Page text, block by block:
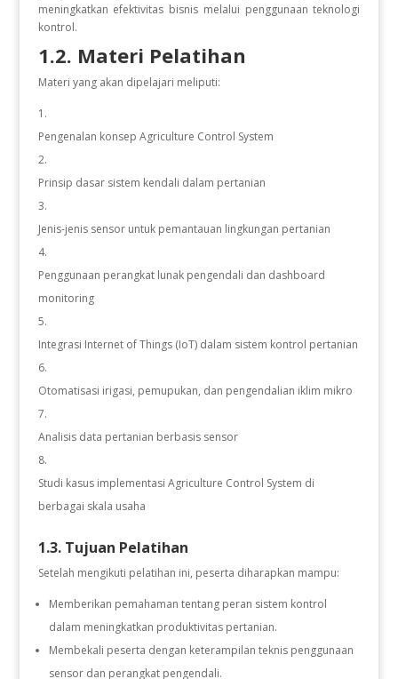
meningkatkan efektivitas bisnis melalui penggunaan teknologi
kontrol.
1.2. Materi Pelatihan
Materi yang akan dipelajari meliputi:
Pengenalan konsep Agriculture Control System
Prinsip dasar sistem kendali dalam pertanian
Jenis-jenis sensor untuk pemantauan lingkungan pertanian
Penggunaan perangkat lunak pengendali dan dashboard
monitoring
Integrasi Internet of Things (IoT) dalam sistem kontrol pertanian
Otomatisasi irigasi, pemupukan, dan pengendalian iklim mikro
Analisis data pertanian berbasis sensor
Studi kasus implementasi Agriculture Control System di
berbagai skala usaha
1.3. Tujuan Pelatihan
Setelah mengikuti pelatihan ini, peserta diharapkan mampu:
Memberikan pemahaman tentang peran sistem kontrol
dalam meningkatkan produktivitas pertanian.
Membekali peserta dengan keterampilan teknis penggunaan
sensor dan perangkat pengendali.